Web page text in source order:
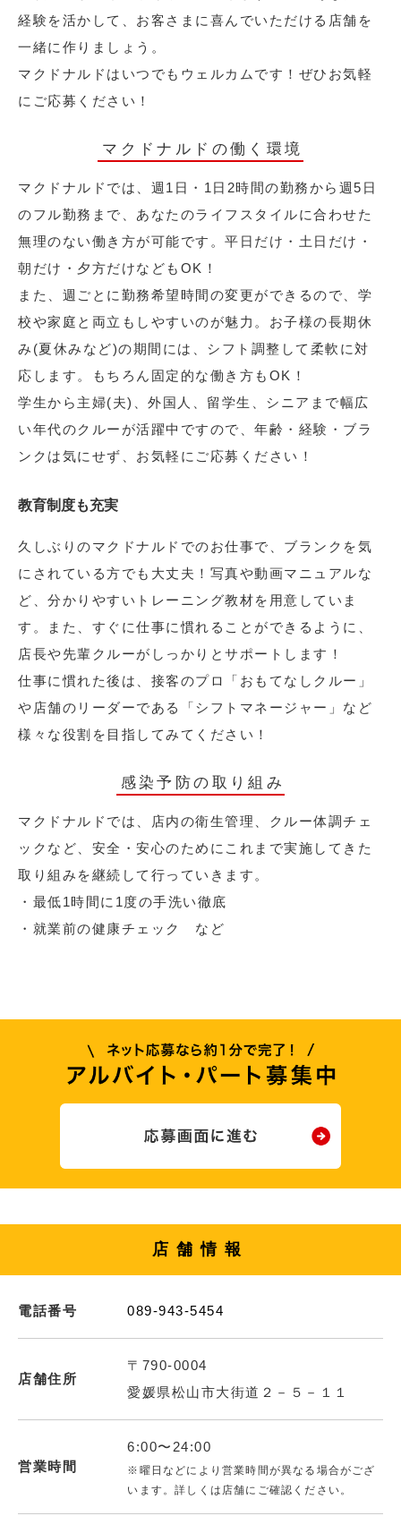
経験を活かして、お客さまに喜んでいただける店舗を
一緒に作りましょう。
マクドナルドはいつでもウェルカムです！ぜひお気軽
にご応募ください！
マクドナルドの働く環境
マクドナルドでは、週1日・1日2時間の勤務から週5日
のフル勤務まで、あなたのライフスタイルに合わせた
無理のない働き方が可能です。平日だけ・土日だけ・
朝だけ・夕方だけなどもOK！
また、週ごとに勤務希望時間の変更ができるので、学
校や家庭と両立もしやすいのが魅力。お子様の長期休
み(夏休みなど)の期間には、シフト調整して柔軟に対
応します。もちろん固定的な働き方もOK！
学生から主婦(夫)、外国人、留学生、シニアまで幅広
い年代のクルーが活躍中ですので、年齢・経験・ブラ
ンクは気にせず、お気軽にご応募ください！
教育制度も充実
久しぶりのマクドナルドでのお仕事で、ブランクを気
にされている方でも大丈夫！写真や動画マニュアルな
ど、分かりやすいトレーニング教材を用意していま
す。また、すぐに仕事に慣れることができるように、
店長や先輩クルーがしっかりとサポートします！
仕事に慣れた後は、接客のプロ「おもてなしクルー」
や店舗のリーダーである「シフトマネージャー」など
様々な役割を目指してみてください！
感染予防の取り組み
マクドナルドでは、店内の衛生管理、クルー体調チェ
ックなど、安全・安心のためにこれまで実施してきた
取り組みを継続して行っていきます。
・最低1時間に1度の手洗い徹底
・就業前の健康チェック など
店舗情報
電話番号 089-943-5454
店舗住所
〒790-0004
愛媛県松山市大街道２－５－１１
営業時間
6:00〜24:00
※曜日などにより営業時間が異なる場合がござ
います。詳しくは店舗にご確認ください。